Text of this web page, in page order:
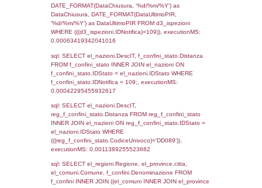
ComuneST, el_province.citta as
el_regioni.Regione as RegioneST,
as ComuneSL, el_province_1.citta as
(((((a1_stabilimento LEFT JOIN el_comuni
a1_stabilimento.ComuneStab =
LEFT JOIN el_province ON
= el_province.IstProvincia) LEFT JOIN
a1_stabilimento.RegioneStab =
LEFT JOIN el_comuni AS el_comuni_1 ON
a1_stabilimento.IstComuneSL =
a1_stabilimento.IstProvinciaSL =
el_province_1.IstProvincia) LEFT JOIN